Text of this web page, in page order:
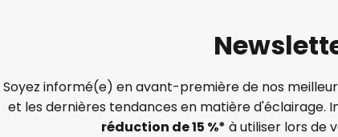
Soyez informé(e) en avant-première de nos
et les dernières tendances en matière d'éclairage.
réduction de 15 %* à utiliser lors de